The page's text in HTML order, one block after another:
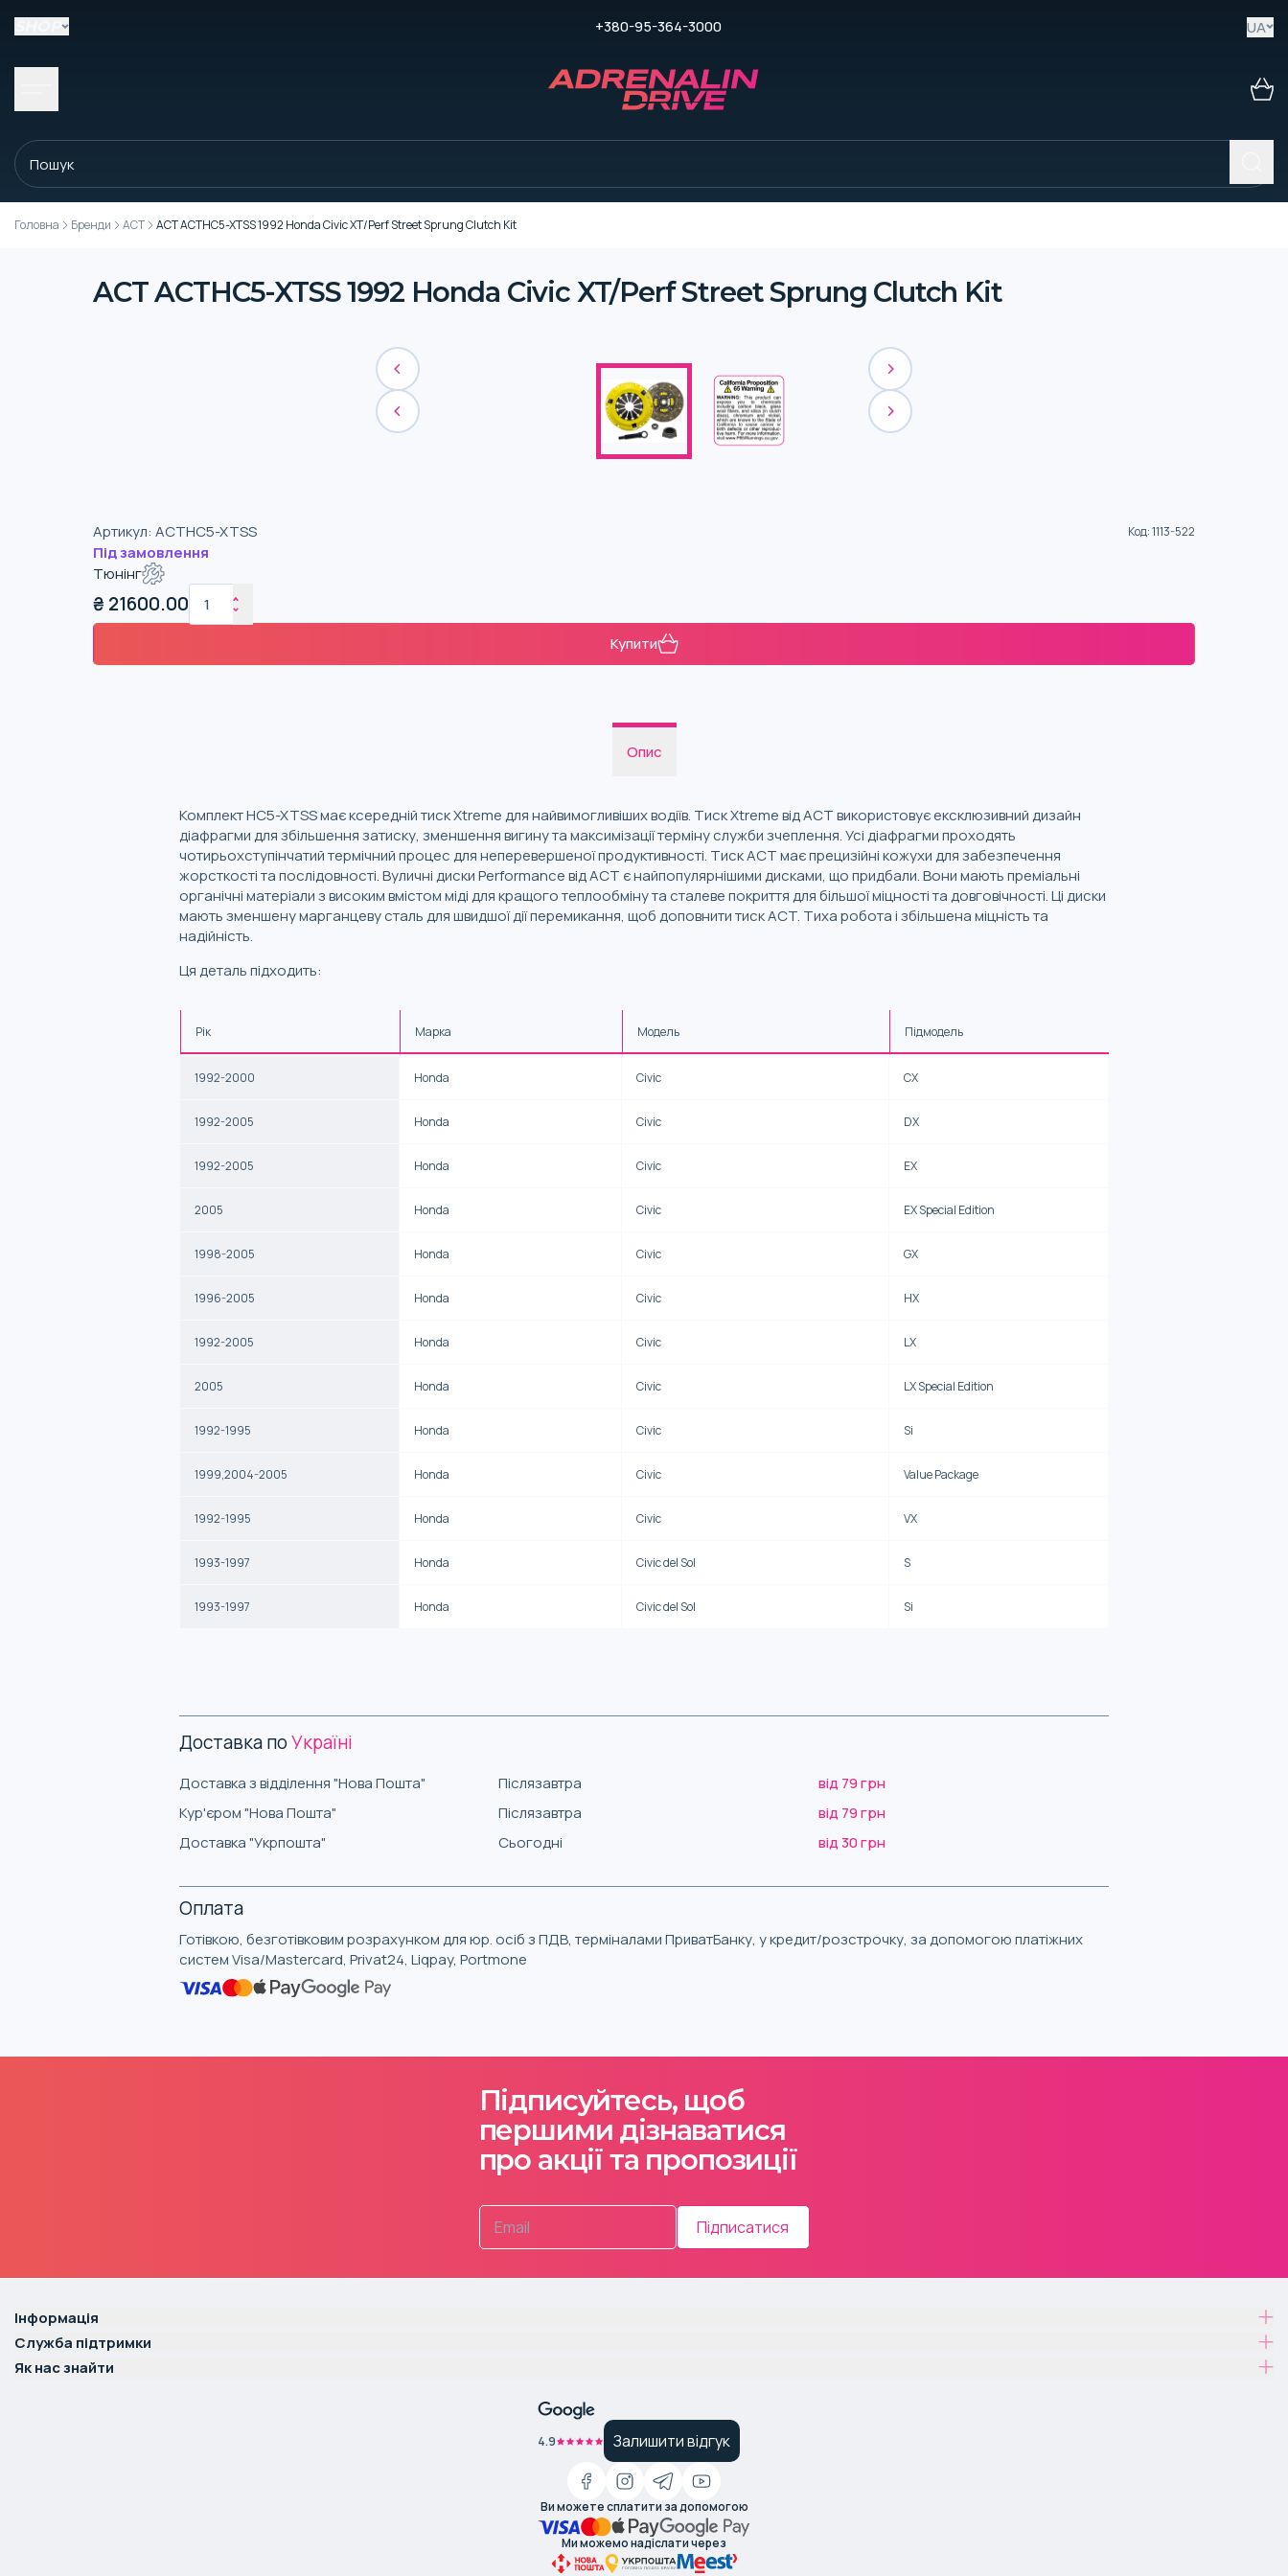
+380-95-364-3000 UA
Головна Бренди ACT ACT ACTHC5-XTSS 1992 Honda Civic XT/Perf Street Sprung Clutch Kit
ACT ACTHC5-XTSS 1992 Honda Civic XT/Perf Street Sprung Clutch Kit
Артикул: ACTHC5-XTSS Код:1113-522
Під замовлення
Тюнінг
₴ 21600.00
Купити
Опис
Комплект HC5-XTSS має ксередній тиск Xtreme для найвимогливіших водіїв. Тиск Xtreme від ACT використовує ексклюзивний дизайн
діафрагми для збільшення затиску, зменшення вигину та максимізації терміну служби зчеплення. Усі діафрагми проходять
чотирьохступінчатий термічний процес для неперевершеної продуктивності. Тиск ACT має прецизійні кожухи для забезпечення
жорсткості та послідовності. Вуличні диски Performance від ACT є найпопулярнішими дисками, що придбали. Вони мають преміальні
органічні матеріали з високим вмістом міді для кращого теплообміну та сталеве покриття для більшої міцності та довговічності. Ці диски
мають зменшену марганцеву сталь для швидшої дії перемикання, щоб доповнити тиск ACT. Тиха робота і збільшена міцність та
надійність.
Ця деталь підходить:
Рік Марка Модель Підмодель
1992-2000 Honda Civic CX
1992-2005 Honda Civic DX
1992-2005 Honda Civic EX
2005 Honda Civic EX Special Edition
1998-2005 Honda Civic GX
1996-2005 Honda Civic HX
1992-2005 Honda Civic LX
2005 Honda Civic LX Special Edition
1992-1995 Honda Civic Si
1999,2004-2005 Honda Civic Value Package
1992-1995 Honda Civic VX
1993-1997 Honda Civic del Sol S
1993-1997 Honda Civic del Sol Si
Доставка поУкраїні
Доставка з відділення "Нова Пошта" Післязавтра
від 79 грн
Кур'єром "Нова Пошта"
Післязавтра
від 79 грн
Доставка "Укрпошта"
Сьогодні від 30 грн
Оплата
Готівкою, безготівковим розрахунком для юр. осіб з ПДВ, терміналами ПриватБанку, у кредит/розстрочку, за допомогою платіжних
систем Visa/Mastercard, Privat24, Liqpay, Portmone
Підписуйтесь, щоб
першими дізнаватися
про акції та пропозиції
Підписатися
Інформація
Служба підтримки
Як нас знайти
4.9 Залишити відгук
Ви можете сплатити за допомогою
Ми можемо надіслати через